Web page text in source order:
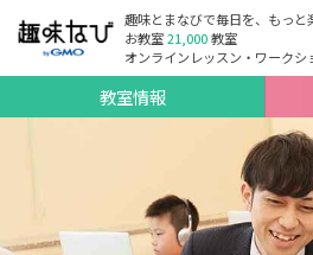
趣味とまなびで毎日を、もっと
お教室21,000教室
オンラインレッスン・ワーク
教室情報